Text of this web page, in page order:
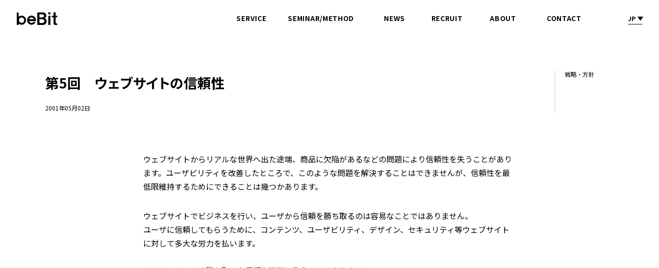
SERVICE SEMINAR/METHOD NEWS RECRUIT ABOUT CONTACT JP
第5回 ウェブサイトの信頼性
2001年05月02日
戦略・方針
ウェブサイトからリアルな世界へ出た途端、商品に欠陥があるなどの問題により信頼性を失うことがあり
ます。ユーザビリティを改善したところで、このような問題を解決することはできませんが、信頼性を最
低限維持するためにできることは幾つかあります。
ウェブサイトでビジネスを行い、ユーザから信頼を勝ち取るのは容易なことではありません。
ユーザに信頼してもらうために、コンテンツ、ユーザビリティ、デザイン、セキュリティ等ウェブサイト
に対して多大な労力を払います。